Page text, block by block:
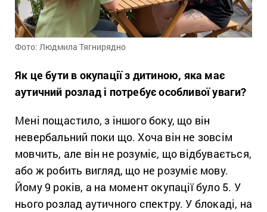
Фото: Людмила Тягнирядно
Як це бути в окупації з дитиною, яка має
аутичний розлад і потребує особливої уваги?
Мені пощастило, з іншого боку, що він
невербальний поки що. Хоча він не зовсім
мовчить, але він не розуміє, що відбувається,
або ж робить вигляд, що не розуміє мову.
Йому 9 років, а на момент окупації було 5. У
нього розлад аутичного спектру. У блокаді, на